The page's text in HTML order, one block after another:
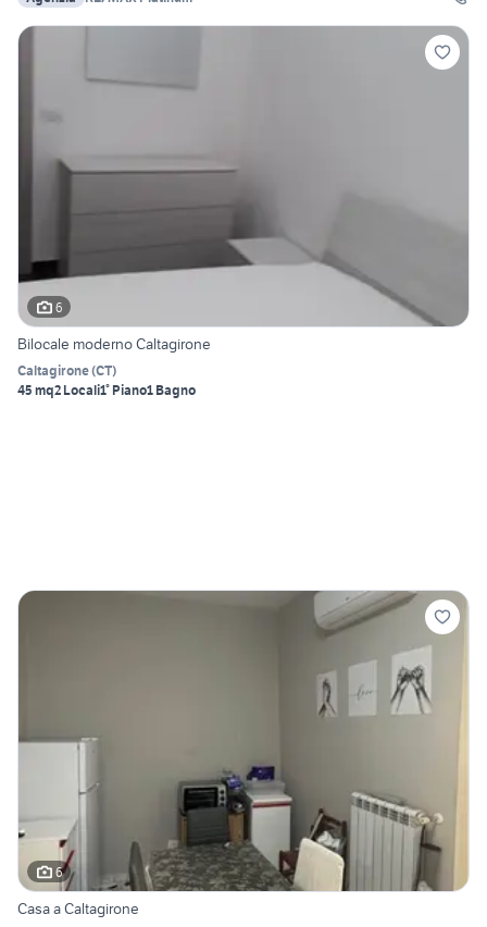
6
Bilocale moderno Caltagirone
Caltagirone(CT)
45 mq2 Locali1° Piano1 Bagno
6
Casa a Caltagirone